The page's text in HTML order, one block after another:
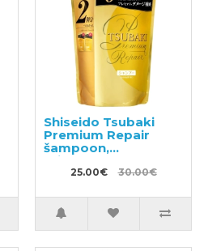
Shiseido Tsubaki
Premium Repair
šampoon,
täitepakend 660ml
25.00€ 30.00€